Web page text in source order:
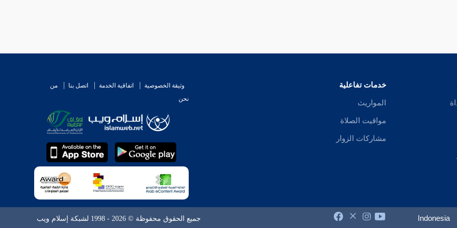
خدمات تفاعلية
المواريث
مواقيت الصلاة
مشاركات الزوار
وثيقة الخصوصية اتفاقية الخدمة اتصل بنا
من
نحن
Indonesia جميع الحقوق محفوظة © 2026 - 1998 لشبكة إسلام ويب